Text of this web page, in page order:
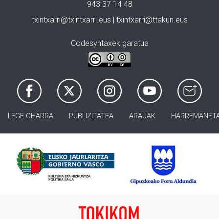
943 37 14 48
txintxarri@txintxarri.eus | txintxarri@ttakun.eus
Codesyntaxek garatua
LEGE OHARRA PUBLIZITATEA ARAUAK